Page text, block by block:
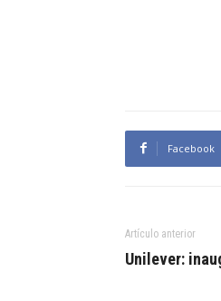
Facebook
Artículo anterior
Unilever: